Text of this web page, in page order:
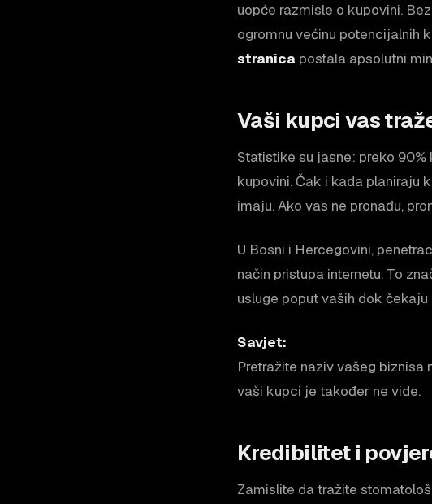
uopće razmisle o kupovini.
ogromnu većinu potencijalnih
stranica postala apsolutni
Vaši kupci vas
Statistike su jasne: preko
kupovini. Čak i kada planiraju
imaju. Ako vas ne pronađu,
U Bosni i Hercegovini,
način pristupa internetu. To
usluge poput vaših dok
Savjet:
Pretražite naziv vašeg biznisa
vaši kupci je također ne vide.
Kredibilitet i
Zamislite da tražite